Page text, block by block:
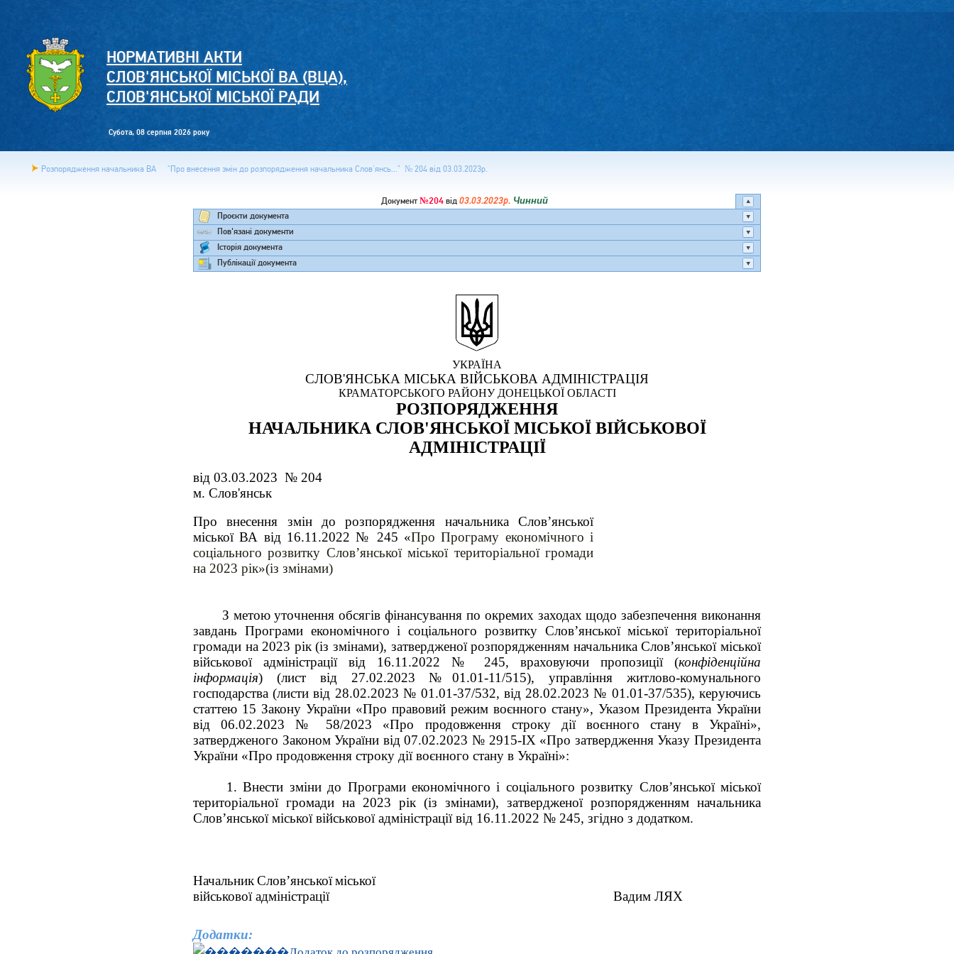
НОРМАТИВНІ АКТИ
СЛОВ'ЯНСЬКОЇ МІСЬКОЇ ВА (ВЦА),
СЛОВ'ЯНСЬКОЇ МІСЬКОЇ РАДИ
Субота, 08 серпня 2026 року
Розпорядження начальника ВА "Про внесення змін до розпорядження начальника Слов'янсь..." № 204 від 03.03.2023р.
Документ №204від 03.03.2023р.Чинний
Проєкти документа
Пов'язані документи
Історія документа
Публікації документа
УКРАЇНА
СЛОВ'ЯНСЬКА МІСЬКА ВІЙСЬКОВА АДМІНІСТРАЦІЯ
КРАМАТОРСЬКОГО РАЙОНУ ДОНЕЦЬКОЇ ОБЛАСТІ
РОЗПОРЯДЖЕННЯ
НАЧАЛЬНИКА СЛОВ'ЯНСЬКОЇ МІСЬКОЇ ВІЙСЬКОВОЇ
АДМІНІСТРАЦІЇ
від 03.03.2023 № 204
м. Слов'янськ
Про внесення змін до розпорядження начальника Слов’янської
міської ВА від 16.11.2022 № 245 «Про Програму економічного і
соціального розвитку Слов’янської міської територіальної громади
на 2023 рік»(із змінами)
З метою уточнення обсягів фінансування по окремих заходах щодо забезпечення виконання
завдань Програми економічного і соціального розвитку Слов’янської міської територіальної
громади на 2023 рік (із змінами), затвердженої розпорядженням начальника Слов’янської міської
військової адміністрації від 16.11.2022 № 245, враховуючи пропозиції (конфіденційна
інформація) (лист від 27.02.2023 №01.01-11/515), управління житлово-комунального
господарства (листи від 28.02.2023 № 01.01-37/532, від 28.02.2023 № 01.01-37/535),керуючись
статтею 15 Закону України «Про правовий режим воєнного стану», Указом Президента України
від 06.02.2023 № 58/2023 «Про продовження строку дії воєнного стану в Україні»,
затвердженого Законом України від 07.02.2023 № 2915-ІХ «Про затвердження Указу Президента
України «Про продовження строку дії воєнного стану в Україні»:
1. Внести зміни до Програми економічного і соціального розвитку Слов’янської міської
територіальної громади на 2023 рік (із змінами), затвердженої розпорядженням начальника
Слов’янської міської військової адміністрації від 16.11.2022 № 245, згідно з додатком.
НачальникСлов’янськоїміської
військової адміністрації
Вадим ЛЯХ
Додатки: